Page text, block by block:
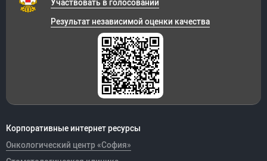
Корпоративные интернет ресурсы
Онкологический центр «София»
Участвовать в голосовании
Результат независимой оценки качества